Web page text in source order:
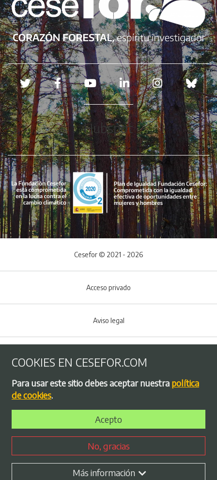
Redes sociales
Hubspot
Menú del pie
Cesefor © 2021 - 2026
Acceso privado
Aviso legal
Política de privacidad
Bolsa de empleo
Perfil contratante
COOKIES EN CESEFOR.COM
Para usar este sitio debes aceptar nuestra política
de cookies.
Acepto
No, gracias
Más información